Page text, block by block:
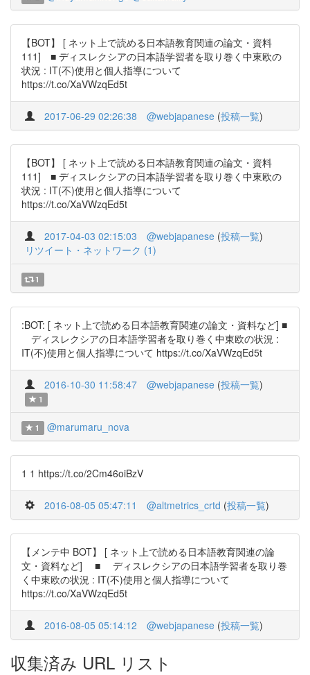
【BOT】 [ ネット上で読める日本語教育関連の論文・資料
111] ■ ディスレクシアの日本語学習者を取り巻く中東欧の
状況 : IT(不)使用と個人指導について
https://t.co/XaVWzqEd5t
2017-06-29 02:26:38 @webjapanese (投稿一覧)
【BOT】 [ ネット上で読める日本語教育関連の論文・資料
111] ■ ディスレクシアの日本語学習者を取り巻く中東欧の
状況 : IT(不)使用と個人指導について
https://t.co/XaVWzqEd5t
2017-04-03 02:15:03 @webjapanese (投稿一覧)
リツイート・ネットワーク (1)
1
:BOT: [ ネット上で読める日本語教育関連の論文・資料など] ■
ディスレクシアの日本語学習者を取り巻く中東欧の状況 :
IT(不)使用と個人指導について https://t.co/XaVWzqEd5t
2016-10-30 11:58:47 @webjapanese (投稿一覧)
1
1 @marumaru_nova
1 1 https://t.co/2Cm46oiBzV
2016-08-05 05:47:11 @altmetrics_crtd (投稿一覧)
【メンテ中 BOT】 [ ネット上で読める日本語教育関連の論
文・資料など] ■ ディスレクシアの日本語学習者を取り巻
く中東欧の状況 : IT(不)使用と個人指導について
https://t.co/XaVWzqEd5t
2016-08-05 05:14:12 @webjapanese (投稿一覧)
収集済み URL リスト